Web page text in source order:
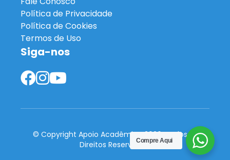
Compre Aqui
Política de Privacidade
Política de Cookies
Termos de Uso
Siga-nos
© Copyright Apoio Acadêmico 2026. Todos os
Direitos Reservados.